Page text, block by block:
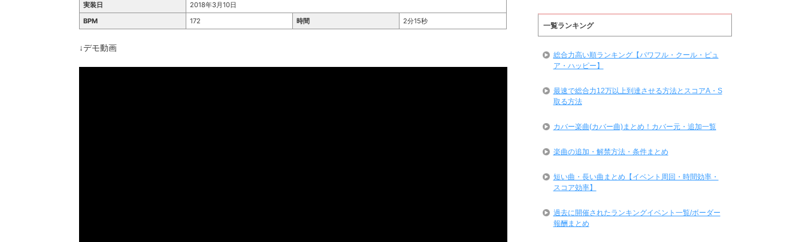
実装日
2018年3月10日
BPM
172 時間 2分15秒
↓デモ動画
一覧ランキング
総合力高い順ランキング【パワフル・クール・ピュ
ア・ハッピー】
最速で総合力12万以上到達させる方法とスコアA・S
取る方法
カバー楽曲(カバー曲)まとめ！カバー元・追加一覧
楽曲の追加・解禁方法・条件まとめ
短い曲・長い曲まとめ【イベント周回・時間効率・
スコア効率】
過去に開催されたランキングイベント一覧/ボーダー
報酬まとめ